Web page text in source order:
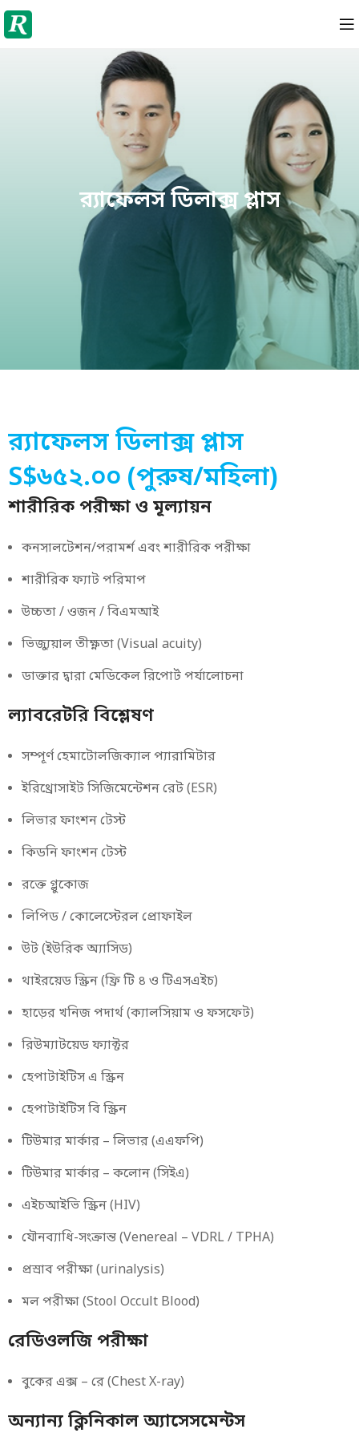
র‌্যাফেলস ডিলাক্স প্লাস
র‌্যাফেলস ডিলাক্স প্লাস
S$৬৫২.০০ (পুরুষ/মহিলা)
শারীরিক পরীক্ষা ও মূল্যায়ন
কনসালটেশন/পরামর্শ এবং শারীরিক পরীক্ষা
শারীরিক ফ্যাট পরিমাপ
উচ্চতা / ওজন / বিএমআই
ভিজ্যুয়াল তীক্ষ্ণতা (Visual acuity)
ডাক্তার দ্বারা মেডিকেল রিপোর্ট পর্যালোচনা
ল্যাবরেটরি বিশ্লেষণ
সম্পূর্ণ হেমাটোলজিক্যাল প্যারামিটার
ইরিথ্রোসাইট সিজিমেন্টেশন রেট (ESR)
লিভার ফাংশন টেস্ট
কিডনি ফাংশন টেস্ট
রক্তে গ্লুকোজ
লিপিড / কোলেস্টেরল প্রোফাইল
উট (ইউরিক অ্যাসিড)
থাইরয়েড স্ক্রিন (ফ্রি টি ৪ ও টিএসএইচ)
হাড়ের খনিজ পদার্থ (ক্যালসিয়াম ও ফসফেট)
রিউম্যাটয়েড ফ্যাক্টর
হেপাটাইটিস এ স্ক্রিন
হেপাটাইটিস বি স্ক্রিন
টিউমার মার্কার – লিভার (এএফপি)
টিউমার মার্কার – কলোন (সিইএ)
এইচআইভি স্ক্রিন (HIV)
যৌনব্যাধি-সংক্রান্ত (Venereal – VDRL / TPHA)
প্রস্রাব পরীক্ষা (urinalysis)
মল পরীক্ষা (Stool Occult Blood)
রেডিওলজি পরীক্ষা
বুকের এক্স – রে (Chest X-ray)
অন্যান্য ক্লিনিকাল অ্যাসেসমেন্টস